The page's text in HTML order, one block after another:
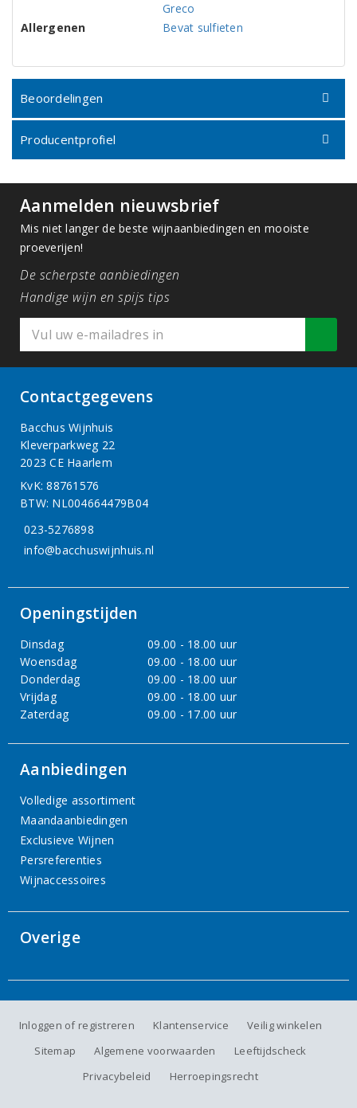
Greco
Allergenen
Bevat sulfieten
Beoordelingen
Producentprofiel
Aanmelden nieuwsbrief
Mis niet langer de beste wijnaanbiedingen en mooiste
proeverijen!
De scherpste aanbiedingen
Handige wijn en spijs tips
Contactgegevens
Bacchus Wijnhuis
Kleverparkweg 22
2023 CE Haarlem
KvK: 88761576
BTW: NL004664479B04
023-5276898
info@bacchuswijnhuis.nl
Openingstijden
Dinsdag
09.00 - 18.00 uur
Woensdag
09.00 - 18.00 uur
Donderdag
09.00 - 18.00 uur
Vrijdag
09.00 - 18.00 uur
Zaterdag
09.00 - 17.00 uur
Aanbiedingen
Volledige assortiment
Maandaanbiedingen
Exclusieve Wijnen
Persreferenties
Wijnaccessoires
Overige
Inloggen of registreren Klantenservice
Veilig winkelen
Sitemap
Algemene voorwaarden
Leeftijdscheck
Privacybeleid
Herroepingsrecht